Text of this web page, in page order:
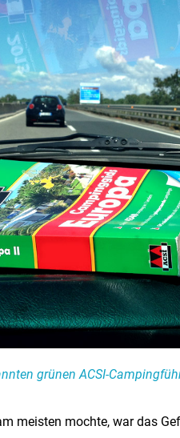
grünen ACSI-
meisten mochte, war das